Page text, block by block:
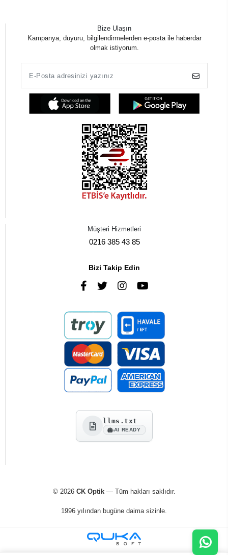
Bize Ulaşın
Kampanya, duyuru, bilgilendirmelerden e-posta ile haberdar
olmak istiyorum.
Müşteri Hizmetleri
0216 385 43 85
Bizi Takip Edin
llms.txt
AI READY
© 2026 CK Optik— Tüm hakları saklıdır.
1996 yılından bugüne daima sizinle.